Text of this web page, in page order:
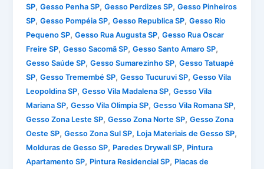
SP,Gesso Penha SP,Gesso Perdizes SP,Gesso Pinheiros
SP,Gesso Pompéia SP,Gesso Republica SP,Gesso Rio
Pequeno SP,Gesso Rua Augusta SP,Gesso Rua Oscar
Freire SP,Gesso Sacomã SP,Gesso Santo Amaro SP,
Gesso Saúde SP,Gesso Sumarezinho SP,Gesso Tatuapé
SP,Gesso Tremembé SP,Gesso Tucuruvi SP,Gesso Vila
Leopoldina SP,Gesso Vila Madalena SP,Gesso Vila
Mariana SP,Gesso Vila Olimpia SP,Gesso Vila Romana SP,
Gesso Zona Leste SP,Gesso Zona Norte SP,Gesso Zona
Oeste SP,Gesso Zona Sul SP, Loja Materiais de Gesso SP,
Molduras de Gesso SP, Paredes Drywall SP, Pintura
Apartamento SP, Pintura Residencial SP, Placas de